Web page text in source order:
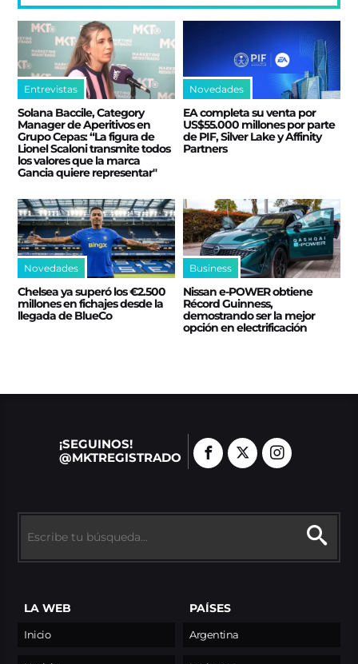
Entrevistas
Solana Baccile, Category
Manager de Aperitivos en
Grupo Cepas: “La figura de
Lionel Scaloni transmite todos
los valores que la marca
Gancia quiere representar"
Novedades
EA completa su venta por
US$55.000 millones por parte
de PIF, Silver Lake y Affinity
Partners
Novedades
Chelsea ya superó los €2.500
millones en fichajes desde la
llegada de BlueCo
Business
Nissan e‑POWER obtiene
Récord Guinness,
demostrando ser la mejor
opción en electrificación
¡SEGUINOS!
@MKTREGISTRADO
LA WEB
Inicio
PAÍSES
Argentina